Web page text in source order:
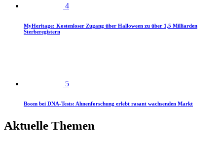
4
MyHeritage: Kostenloser Zugang über Halloween zu über 1,5 Milliarden
Sterberegistern
5
Boom bei DNA-Tests: Ahnenforschung erlebt rasant wachsenden Markt
Aktuelle Themen